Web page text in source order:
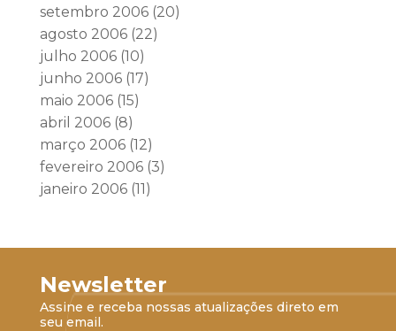
setembro 2006(20)
agosto 2006(22)
julho 2006(10)
junho 2006(17)
maio 2006(15)
abril 2006(8)
março 2006(12)
fevereiro 2006(3)
janeiro 2006(11)
Newsletter
Assine e receba nossas atualizações direto em
seu email.